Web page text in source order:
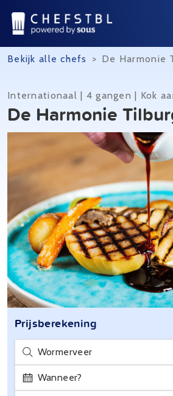
Bekijk alle chefs > De Harmonie
Internationaal | 4 gangen | Kok
De Harmonie
Prijsberekening
Wormerveer
Wanneer?